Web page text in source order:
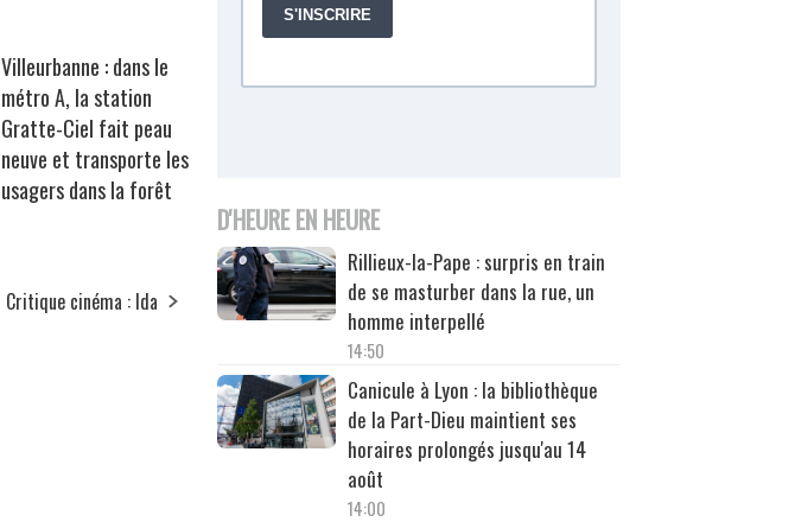
Villeurbanne : dans le
métro A, la station
Gratte-Ciel fait peau
neuve et transporte les
usagers dans la forêt
Critique cinéma : Ida
D'HEURE EN HEURE
Rillieux-la-Pape : surpris en train
de se masturber dans la rue, un
homme interpellé
14:50
Canicule à Lyon : la bibliothèque
de la Part-Dieu maintient ses
horaires prolongés jusqu'au 14
août
14:00